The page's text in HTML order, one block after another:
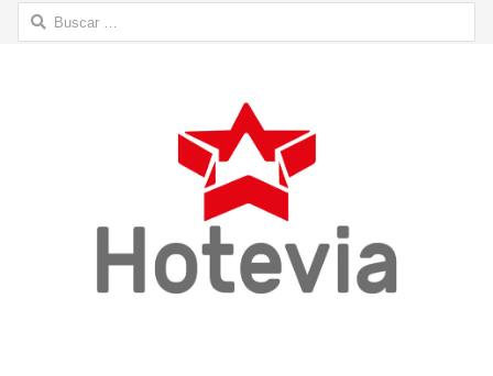
Buscar: